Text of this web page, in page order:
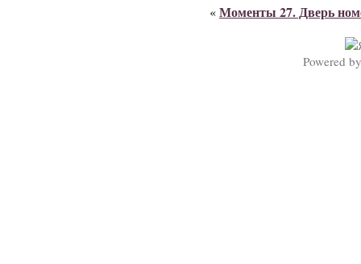
«Моменты 27. Дверь
Powered